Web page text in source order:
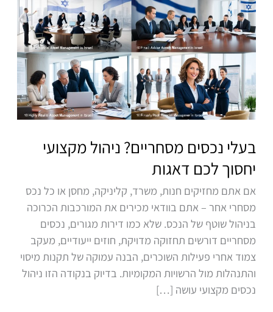
בעלי נכסים מסחריים? ניהול מקצועי
יחסוך לכם דאגות
אם אתם מחזיקים חנות, משרד, קליניקה, מחסן או כל נכס
מסחרי אחר – אתם בוודאי מכירים את המורכבות הכרוכה
בניהול שוטף של הנכס. שלא כמו דירות מגורים, נכסים
מסחריים דורשים תחזוקה מדויקת, חוזים ייעודיים, מעקב
צמוד אחרי פעילות השוכרים, הבנה עמוקה של תקנות מיסוי
והתנהלות מול הרשויות המקומיות. בדיוק בנקודה הזו ניהול
נכסים מקצועי עושה […]
נכסים
מסחריים?
ניהול
מקצועי
יחסוך
לכם
דאגות